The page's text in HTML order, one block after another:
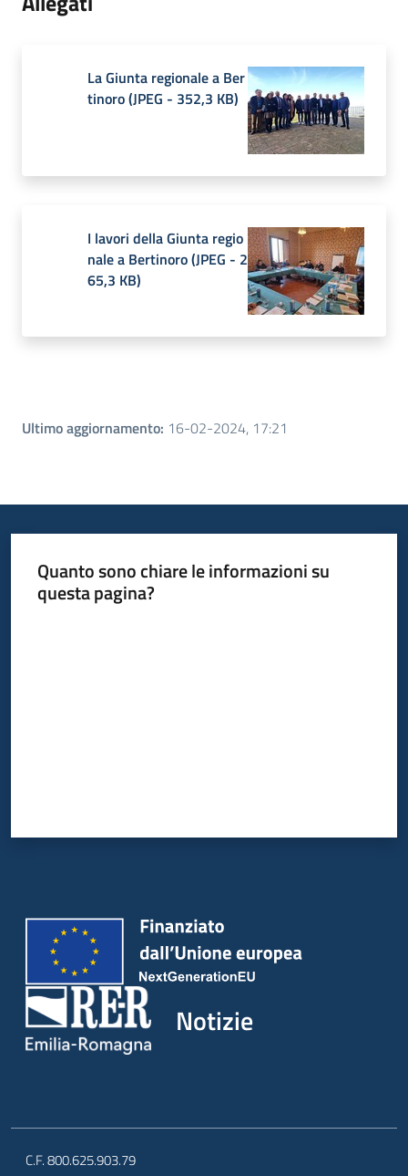
La Giunta regionale a Ber
tinoro(JPEG - 352,3 KB)
I lavori della Giunta regio
nale a Bertinoro(JPEG - 2
65,3 KB)
Ultimo aggiornamento: 16-02-2024, 17:21
Quanto sono chiare le informazioni su
questa pagina?
Notizie
C.F. 800.625.903.79